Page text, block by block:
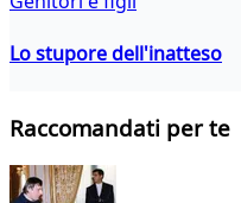
Lo stupore dell'inatteso
Raccomandati per te